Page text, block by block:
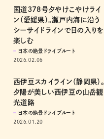
国道378号夕やけこやけライ
ン（愛媛県）。瀬戸内海に沿う
シーサイドラインで日の入りを
楽しむ
日本の絶景ドライブルート
2026.02.06
西伊豆スカイライン（静岡県）。
夕陽が美しい西伊豆の山岳観
光道路
日本の絶景ドライブルート
2026.01.20